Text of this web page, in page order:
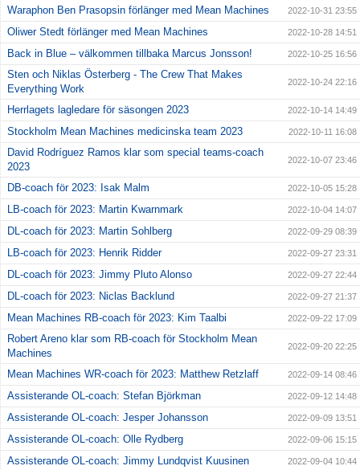
Waraphon Ben Prasopsin förlänger med Mean Machines 2022-10-31 23:55
Oliwer Stedt förlänger med Mean Machines 2022-10-28 14:51
Back in Blue – välkommen tillbaka Marcus Jonsson! 2022-10-25 16:56
Sten och Niklas Österberg - The Crew That Makes
Everything Work
2022-10-24 22:16
Herrlagets lagledare för säsongen 2023 2022-10-14 14:49
Stockholm Mean Machines medicinska team 2023 2022-10-11 16:08
David Rodríguez Ramos klar som special teams-coach
2023
2022-10-07 23:46
DB-coach för 2023: Isak Malm 2022-10-05 15:28
LB-coach för 2023: Martin Kwarnmark 2022-10-04 14:07
DL-coach för 2023: Martin Sohlberg 2022-09-29 08:39
LB-coach för 2023: Henrik Ridder 2022-09-27 23:31
DL-coach för 2023: Jimmy Pluto Alonso 2022-09-27 22:44
DL-coach för 2023: Niclas Backlund 2022-09-27 21:37
Mean Machines RB-coach för 2023: Kim Taalbi 2022-09-22 17:09
Robert Areno klar som RB-coach för Stockholm Mean
Machines
2022-09-20 22:25
Mean Machines WR-coach för 2023: Matthew Retzlaff 2022-09-14 08:46
Assisterande OL-coach: Stefan Björkman 2022-09-12 14:48
Assisterande OL-coach: Jesper Johansson 2022-09-09 13:51
Assisterande OL-coach: Olle Rydberg 2022-09-06 15:15
Assisterande OL-coach: Jimmy Lundqvist Kuusinen 2022-09-04 10:44